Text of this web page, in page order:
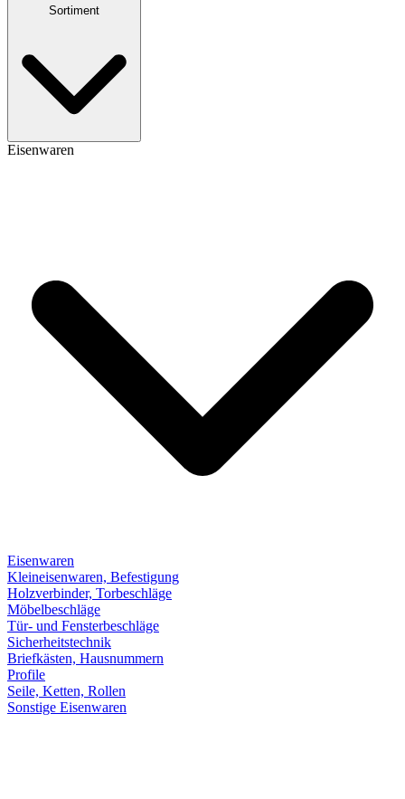
Sortiment
Eisenwaren
Eisenwaren
Kleineisenwaren, Befestigung
Holzverbinder, Torbeschläge
Möbelbeschläge
Tür- und Fensterbeschläge
Sicherheitstechnik
Briefkästen, Hausnummern
Profile
Seile, Ketten, Rollen
Sonstige Eisenwaren